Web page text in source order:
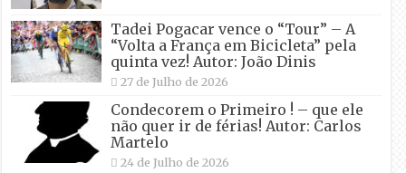
Tadei Pogacar vence o “Tour” – A
“Volta a França em Bicicleta” pela
quinta vez! Autor: João Dinis
27 de Julho de 2026
Condecorem o Primeiro ! – que ele
não quer ir de férias! Autor: Carlos
Martelo
24 de Julho de 2026